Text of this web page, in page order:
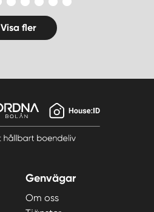
Visa fler
Genvägar
Om oss